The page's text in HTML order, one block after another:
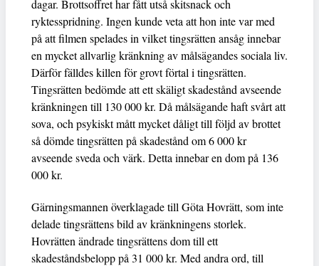
dagar. Brottsoffret har fått utså skitsnack och
ryktesspridning. Ingen kunde veta att hon inte var med
på att filmen spelades in vilket tingsrätten ansåg innebar
en mycket allvarlig kränkning av målsägandes sociala liv.
Därför fälldes killen för grovt förtal i tingsrätten.
Tingsrätten bedömde att ett skäligt skadestånd avseende
kränkningen till 130 000 kr. Då målsägande haft svårt att
sova, och psykiskt mått mycket dåligt till följd av brottet
så dömde tingsrätten på skadestånd om 6 000 kr
avseende sveda och värk. Detta innebar en dom på 136
000 kr.
Gärningsmannen överklagade till Göta Hovrätt, som inte
delade tingsrättens bild av kränkningens storlek.
Hovrätten ändrade tingsrättens dom till ett
skadeståndsbelopp på 31 000 kr. Med andra ord, till